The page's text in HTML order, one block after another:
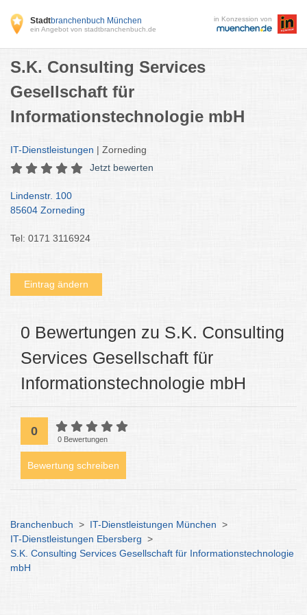
Stadtbranchenbuch München
ein Angebot von stadtbranchenbuch.de
in Konzession von
S.K. Consulting Services
Gesellschaft für
Informationstechnologie mbH
IT-Dienstleistungen | Zorneding
Jetzt bewerten
Lindenstr. 100
85604 Zorneding
Tel: 0171 3116924
Eintrag ändern
0 Bewertungen zu S.K. Consulting
Services Gesellschaft für
Informationstechnologie mbH
0
0 Bewertungen
Bewertung schreiben
Branchenbuch > IT-Dienstleistungen München >
IT-Dienstleistungen Ebersberg >
S.K. Consulting Services Gesellschaft für Informationstechnologie
mbH